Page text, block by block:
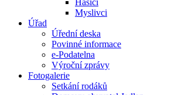
Hasiči
Myslivci
Úřad
Úřední deska
Povinné informace
e-Podatelna
Výroční zprávy
Fotogalerie
Setkání rodáků